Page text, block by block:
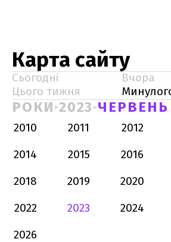
Карта сайту
Сьогодні
Вчора
Цього тижня
РОКИ 2023 ЧЕРВЕНЬ
2010 2011 2012
2014
2015 2016
2018
2019 2020
2022
2023 2024
2026